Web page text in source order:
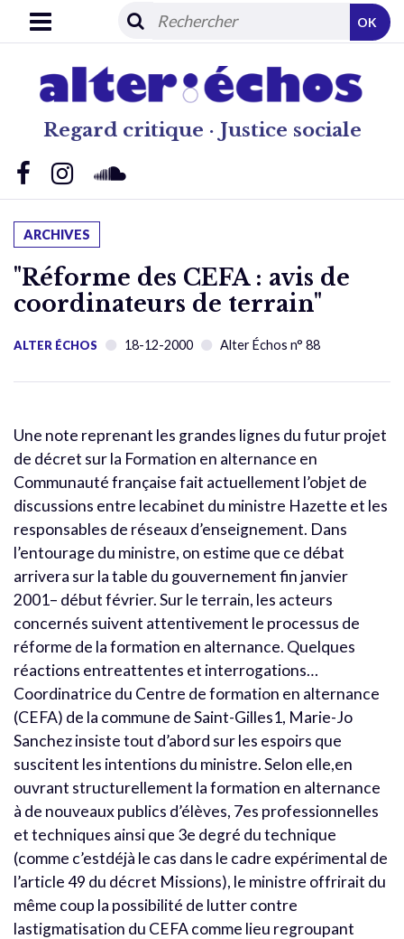
Regard critique · Justice sociale
OK
ARCHIVES
"Réforme des CEFA : avis de
coordinateurs de terrain"
ALTER ÉCHOS 18-12-2000 Alter Échos n° 88
Une note reprenant les grandes lignes du futur projet
de décret sur la Formation en alternance en
Communauté française fait actuellement l’objet de
discussions entre lecabinet du ministre Hazette et les
responsables de réseaux d’enseignement. Dans
l’entourage du ministre, on estime que ce débat
arrivera sur la table du gouvernement fin janvier
2001– début février. Sur le terrain, les acteurs
concernés suivent attentivement le processus de
réforme de la formation en alternance. Quelques
réactions entreattentes et interrogations…
Coordinatrice du Centre de formation en alternance
(CEFA) de la commune de Saint-Gilles1, Marie-Jo
Sanchez insiste tout d’abord sur les espoirs que
suscitent les intentions du ministre. Selon elle,en
ouvrant structurellement la formation en alternance
à de nouveaux publics d’élèves, 7es professionnelles
et techniques ainsi que 3e degré du technique
(comme c’estdéjà le cas dans le cadre expérimental de
l’article 49 du décret Missions), le ministre offrirait du
même coup la possibilité de lutter contre
lastigmatisation du CEFA comme lieu regroupant